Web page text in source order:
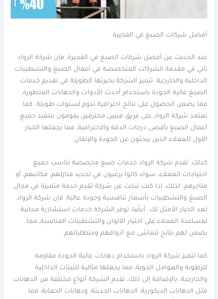
أفضل شركات الصبغ في الفجيرة
عند الحديث عن أفضل شركات الصبغ في الفجيرة، فإن شركة الرواد
تأتي في مقدمة الشركات المتخصصة في أعمال الصبغ والتشطيبات
الداخلية والخارجية. تتميز الشركة بخبرتها الطويلة في تقديم خدمات
الصبغ عالية الجودة باستخدام أحدث الأدوات والدهانات المتطورة،
مما يضمن الحصول على نتائج احترافية تدوم لسنوات طويلة. كما
تعتمد شركة الرواد على فريق فنيين محترفين يقومون بتنفيذ جميع
أعمال الصبغ بأقصى درجات الدقة والاحترافية، مما يجعلها الخيار
الأول للعملاء الذين يبحثون عن الجودة والإتقان.
كذلك، تقدم شركة الرواد خدمات صبغ مخصصة تناسب جميع
احتياجات العملاء، سواء كانوا يرغبون في تجديد منازلهم، مكاتبهم، أو
متاجرهم. لذلك، إذا كنت تبحث عن شركة تقدم خدمة متميزة في مجال
الصبغ والتشطيبات بأسعار تنافسية وجودة عالية، فإن شركة الرواد
تعد الخيار الأمثل لك. أيضًا، توفر الشركة خدمات استشارية مجانية
لمساعدة العملاء على اختيار الألوان والتشطيبات المناسبة، مما
يضمن لهم نتائج تتماشى مع أذواقهم ومتطلباتهم.
كما تتميز شركة الرواد باستخدام دهانات عالية الجودة مقاومة
للرطوبة والعوامل الجوية، مما يجعلها مثالية للبيئات الداخلية
والخارجية. بالإضافة إلى ذلك، تقدم الشركة أنواع مختلفة من الدهانات
مثل الدهانات الديكورية، الدهانات الحديثة، ودهانات الحماية، مما